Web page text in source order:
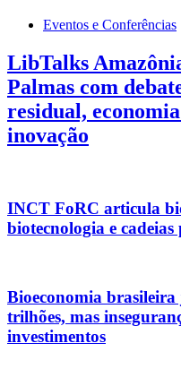
Eventos e Conferências
LibTalks
Palmas com
residual,
inovação
INCT FoRC articula
biotecnologia e
Bioeconomia
trilhões, mas
investimentos